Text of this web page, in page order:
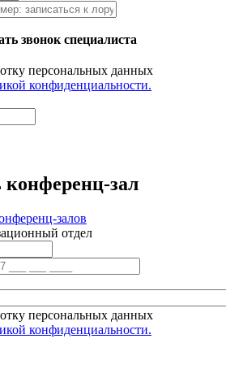
звонок специалиста
персональных данных
конфиденциальности.
конференц-зал
залов
отдел
персональных данных
конфиденциальности.